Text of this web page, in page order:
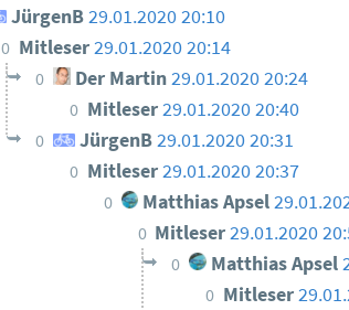
JürgenB29.01.2020 20:10
0 Mitleser29.01.2020 20:14
0 Der Martin29.01.2020 20:24
0 Mitleser29.01.2020 20:40
0 JürgenB29.01.2020 20:31
0 Mitleser29.01.2020 20:37
0 Matthias Apsel
0 Mitleser29.01.2020
0 Matthias Apsel
0 Mitleser